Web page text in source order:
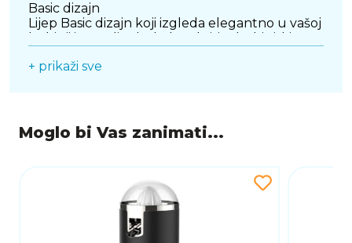
Basic dizajn
Lijep Basic dizajn koji izgleda elegantno u vašoj
lako čisti nakon upotrebe.
Westinghouse Basic Steel cjedilo za agrume
ima funkciju protiv kapanja i 2 konusa za
cijeđenje limuna i naranče.
TEHNIČKI PODACI
+ prikaži sve
Moglo bi Vas zanimati...